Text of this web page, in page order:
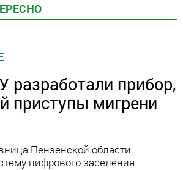
разработали прибор,
приступы мигрени
Пензенской области
цифрового заселения